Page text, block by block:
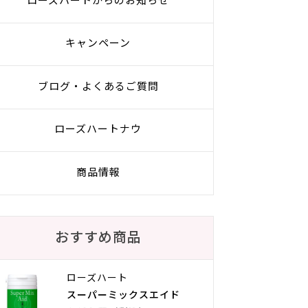
キャンペーン
ブログ・よくあるご質問
ローズハートナウ
商品情報
おすすめ商品
ローズハート
スーパーミックスエイド